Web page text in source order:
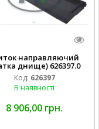
направляючий
днище) 626397.0
Код: 626397
В наявності
8 906,00 грн.